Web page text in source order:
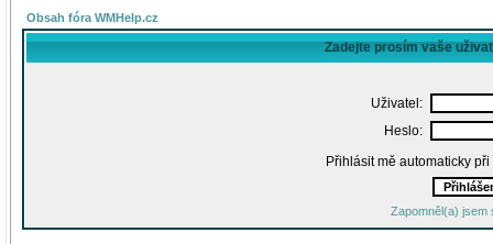
Obsah fóra WMHelp.cz
Zadejte prosím vaše
Uživatel:
Heslo:
Přihlásit mě automaticky
Zapomněl(a) jsem